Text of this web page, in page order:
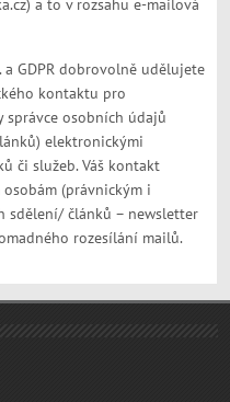
a to v rozsahu e-mailová
GDPR dobrovolně udělujete
kontaktu pro
osobních údajů
elektronickými
či služeb. Váš kontakt
(právnickým i
sdělení/ článků – newsletter
rozesílání mailů.